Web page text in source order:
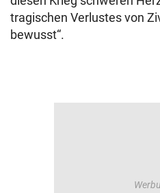
tragischen Verlustes von
bewusst“.